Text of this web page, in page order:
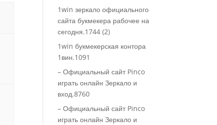
1win зеркало официального
сайта букмекера рабочее на
сегодня.1744 (2)
1win букмекерская контора
1вин.1091
– Официальный сайт Pinco
играть онлайн Зеркало и
вход.8760
– Официальный сайт Pinco
играть онлайн Зеркало и